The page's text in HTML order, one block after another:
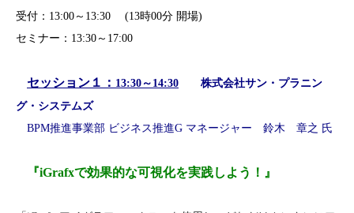
受付：13:00～13:30 (13時00分 開場)
セミナー：13:30～17:00
セッション１： 13:30～14:30 株式会社サン・プラニン
グ・システムズ
BPM推進事業部 ビジネス推進G マネージャー 鈴木 章之 氏
『iGrafxで効果的な可視化を実践しよう！』